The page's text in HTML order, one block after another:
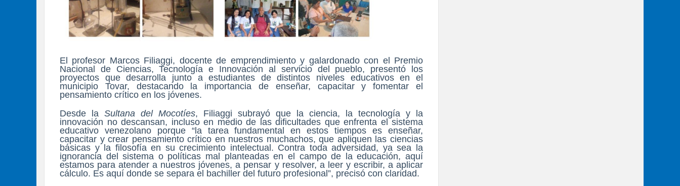
El profesor Marcos Filiaggi, docente de emprendimiento y galardonado con el Premio
Nacional de Ciencias, Tecnología e Innovación al servicio del pueblo, presentó los
proyectos que desarrolla junto a estudiantes de distintos niveles educativos en el
municipio Tovar, destacando la importancia de enseñar, capacitar y fomentar el
pensamiento crítico en los jóvenes.
Desde la Sultana del Mocotíes, Filiaggi subrayó que la ciencia, la tecnología y la
innovación no descansan, incluso en medio de las dificultades que enfrenta el sistema
educativo venezolano porque “la tarea fundamental en estos tiempos es enseñar,
capacitar y crear pensamiento crítico en nuestros muchachos, que apliquen las ciencias
básicas y la filosofía en su crecimiento intelectual. Contra toda adversidad, ya sea la
ignorancia del sistema o políticas mal planteadas en el campo de la educación, aquí
estamos para atender a nuestros jóvenes, a pensar y resolver, a leer y escribir, a aplicar
cálculo. Es aquí donde se separa el bachiller del futuro profesional”, precisó con claridad.